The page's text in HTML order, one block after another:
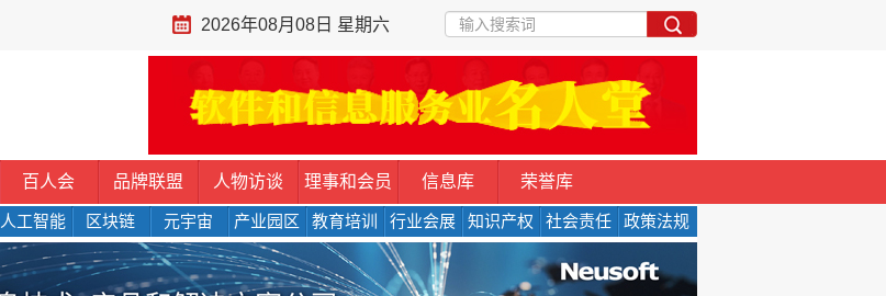
2026年08月08日 星期六
百人会 品牌联盟 人物访谈 理事和会员 信息库 荣誉库
人工智能 区块链 元宇宙 产业园区 教育培训 行业会展 知识产权 社会责任 政策法规